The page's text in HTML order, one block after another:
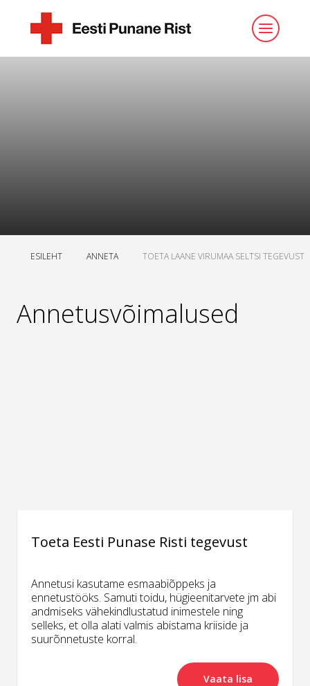
ESILEHT ANNETA TOETA LAANE VIRUMAA SELTSI TEGEVUST
Annetusvõimalused
Toeta Eesti Punase Risti tegevust
Annetusi kasutame esmaabiõppeks ja
ennetustööks. Samuti toidu, hügieenitarvete jm abi
andmiseks vähekindlustatud inimestele ning
selleks, et olla alati valmis abistama kriiside ja
suurõnnetuste korral.
Vaata lisa